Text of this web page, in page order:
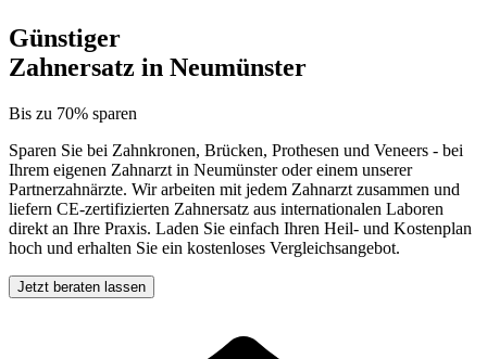
Günstiger
Zahnersatz in Neumünster
Bis zu 70% sparen
Sparen Sie bei Zahnkronen, Brücken, Prothesen und Veneers - bei
Ihrem eigenen Zahnarzt in Neumünsteroder einem unserer
Partnerzahnärzte. Wir arbeiten mit jedem Zahnarzt zusammen und
liefern CE-zertifizierten Zahnersatz aus internationalen Laboren
direkt an Ihre Praxis. Laden Sie einfach Ihren Heil- und Kostenplan
hoch und erhalten Sie ein kostenloses Vergleichsangebot.
Jetzt beraten lassen